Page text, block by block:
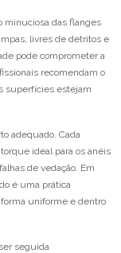
minuciosa das flanges
livres de detritos e
pode comprometer a
recomendam o
superfícies estejam
adequado. Cada
ideal para os anéis
de vedação. Em
é uma prática
uniforme e dentro
seguida